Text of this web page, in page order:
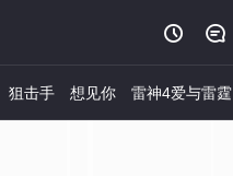
 
狙击手 想见你 雷神4爱与雷霆